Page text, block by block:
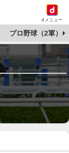
dメニュー
プロ野球（2軍）